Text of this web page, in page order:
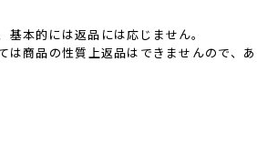
本的には返品には応じません。
は商品の性質上返品はできませんので、